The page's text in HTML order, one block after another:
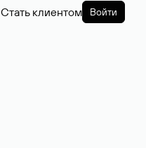
Стать клиентом Войти